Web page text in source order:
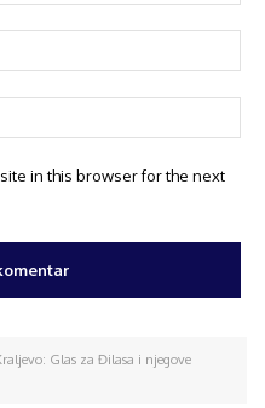
in this browser for the next